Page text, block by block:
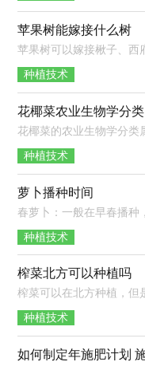
苹果树能嫁接什么树
种植技术
花椰菜农业生物学分类
种植技术
萝卜播种时间
种植技术
榨菜北方可以种植吗
种植技术